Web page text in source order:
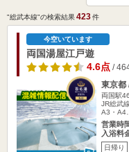
"総武本線"の検索結果423件
今空いています
両国湯屋江戸遊
4.6点 /
東京都
両国駅
JR総武
A3・A4…
営業時
入浴料
日帰り